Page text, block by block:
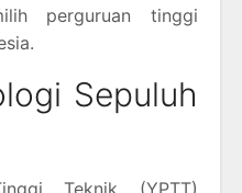
perguruan tinggi
Sepuluh
Teknik (YPTT)